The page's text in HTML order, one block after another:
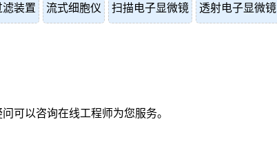
装置 流式细胞仪 扫描电子显微镜 透射电子显微镜
可以咨询在线工程师为您服务。